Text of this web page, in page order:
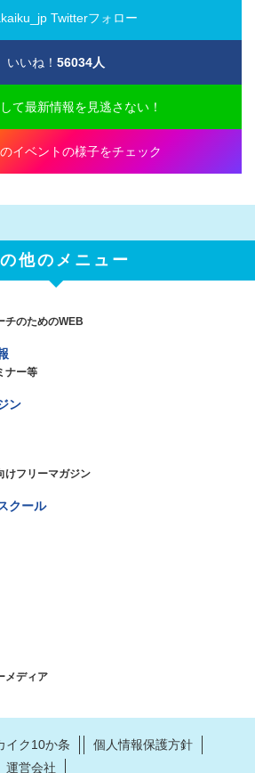
Twitterフォロー
いいね！ 56034人
て最新情報を見逃さない！
イベントの様子をチェック
他のメニュー
チのためのWEB
ナー等
ン
けフリーマガジン
クール
メディア
イク10か条
個人情報保護方針
運営会社